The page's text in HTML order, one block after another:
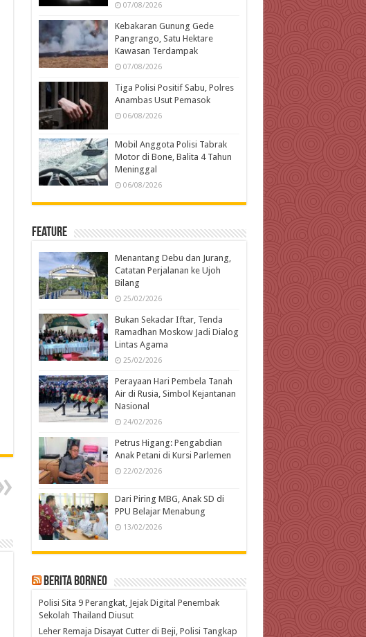
07/08/2026
Kebakaran Gunung Gede
Pangrango, Satu Hektare
Kawasan Terdampak
07/08/2026
Tiga Polisi Positif Sabu, Polres
Anambas Usut Pemasok
06/08/2026
Mobil Anggota Polisi Tabrak
Motor di Bone, Balita 4 Tahun
Meninggal
06/08/2026
Feature
Menantang Debu dan Jurang,
Catatan Perjalanan ke Ujoh
Bilang
25/02/2026
Bukan Sekadar Iftar, Tenda
Ramadhan Moskow Jadi Dialog
Lintas Agama
25/02/2026
Perayaan Hari Pembela Tanah
Air di Rusia, Simbol Kejantanan
Nasional
24/02/2026
Petrus Higang: Pengabdian
Anak Petani di Kursi Parlemen
22/02/2026
Dari Piring MBG, Anak SD di
PPU Belajar Menabung
13/02/2026
Berita Borneo
Polisi Sita 9 Perangkat, Jejak Digital Penembak
Sekolah Thailand Diusut
Leher Remaja Disayat Cutter di Beji, Polisi Tangkap